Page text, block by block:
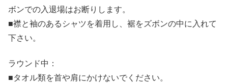
ボンでの入退場はお断りします。
■襟と袖のあるシャツを着用し、裾をズボンの中に入れて
下さい。
ラウンド中：
■タオル類を首や肩にかけないでください。